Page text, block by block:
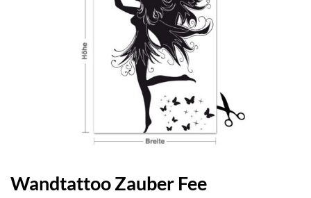
Wandtattoo Zauber Fee